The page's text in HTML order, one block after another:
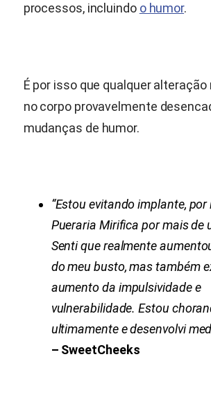
processos, incluindo o humor.
É por isso que qualquer
no corpo provavelmente
mudanças de humor.
“Estou evitando implante,
Pueraria Mirifica por mais de
Senti que realmente
do meu busto, mas também
aumento da impulsividade e
vulnerabilidade. Estou
ultimamente e desenvolvi
– SweetCheeks